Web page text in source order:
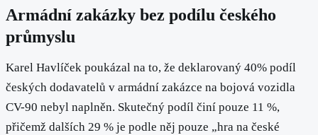
Armádní zakázky bez podílu českého
průmyslu
Karel Havlíček poukázal na to, že deklarovaný 40% podíl
českých dodavatelů v armádní zakázce na bojová vozidla
CV-90 nebyl naplněn. Skutečný podíl činí pouze 11 %,
přičemž dalších 29 % je podle něj pouze „hra na české